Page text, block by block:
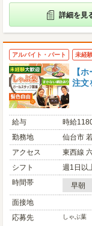
詳細を見
アルバイト・パート 未経
【
注文
給与
時給
勤務地
仙台市
アクセス
東西線
シフト
週1日以
時間帯
早朝
面接地
応募先
しゃぶ葉